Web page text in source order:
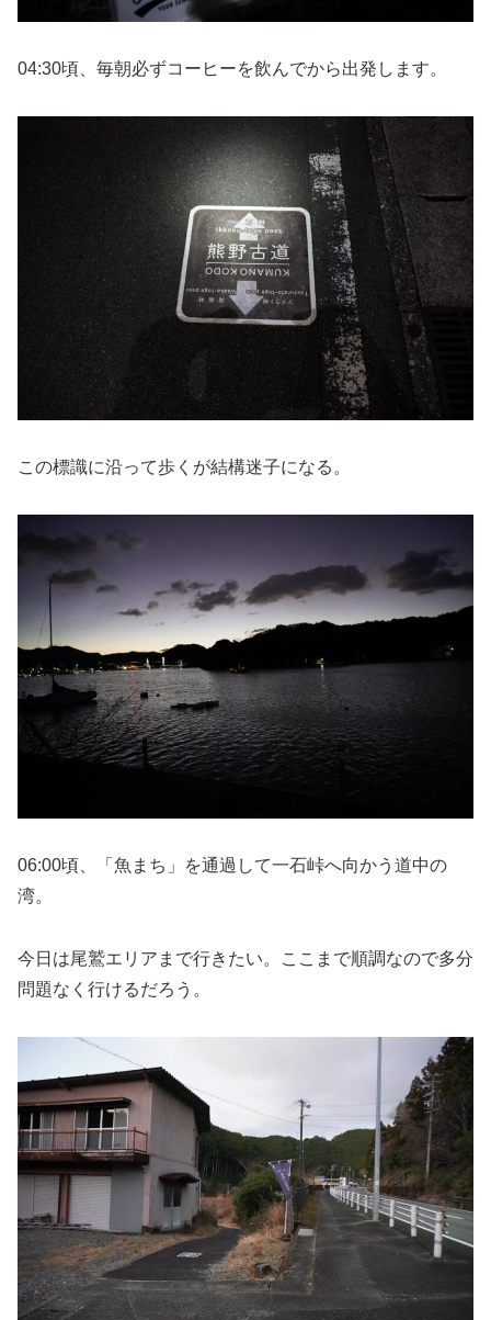
04:30頃、毎朝必ずコーヒーを飲んでから出発します。
この標識に沿って歩くが結構迷子になる。
06:00頃、「魚まち」を通過して一石峠へ向かう道中の
湾。
今日は尾鷲エリアまで行きたい。ここまで順調なので多分
問題なく行けるだろう。